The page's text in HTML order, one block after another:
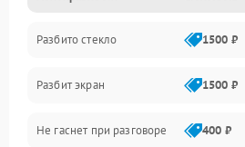
Камеры
Проблемы с дисплеем и сенсором
Зарядка
Разбито стекло 1500 ₽
Разбит экран 1500 ₽
Не гаснет при разговоре 400 ₽